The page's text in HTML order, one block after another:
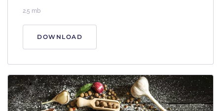
2.5 mb
DOWNLOAD